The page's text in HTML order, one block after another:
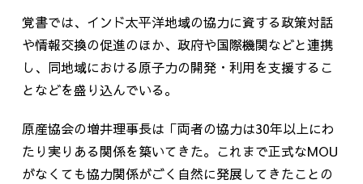
覚書では、インド太平洋地域の協力に資する政策対話
や情報交換の促進のほか、政府や国際機関などと連携
し、同地域における原子力の開発・利用を支援するこ
となどを盛り込んでいる。
原産協会の増井理事長は「両者の協力は30年以上にわ
たり実りある関係を築いてきた。これまで正式なMOU
がなくても協力関係がごく自然に発展してきたことの